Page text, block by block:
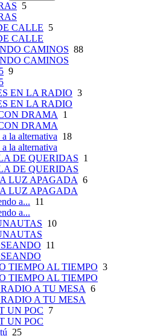
5
CALLE 5
CALLE
CAMINOS 88
CAMINOS
9
EN LA RADIO 3
EN LA RADIO
DRAMA
1
DRAMA
la alternativa 18
la alternativa
DE QUERIDAS 1
DE QUERIDAS
LUZ APAGADA 6
LUZ APAGADA
a... 11
a...
10
11
TIEMPO AL TIEMPO 3
TIEMPO AL TIEMPO
A TU MESA 6
A TU MESA
UN POC 7
UN POC
25